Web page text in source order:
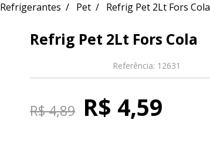
Refrigerantes Pet Refrig Pet 2Lt Fors Cola
Refrig Pet 2Lt Fors Cola
Referência: 12631
R$ 4,89 R$ 4,59